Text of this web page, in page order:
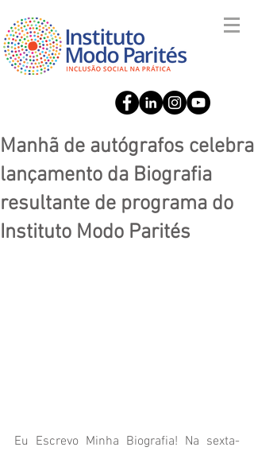
Manhã de autógrafos celebra
lançamento da Biografia
resultante de programa do
Instituto Modo Parités
Eu Escrevo Minha Biografia! Na sexta-